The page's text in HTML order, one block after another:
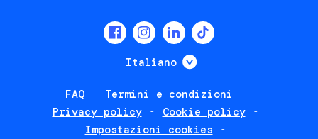
Italiano Mostra ulteriori
FAQ
Termini e condizioni
Privacy policy
Cookie policy
Impostazioni cookies